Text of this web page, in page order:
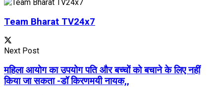
Team Bharat TV24x7
Next Post
महिला आयोग का उपयोग पति और बच्चों को बचाने के लिए नहीं
किया जा सकता -डॉ किरणमयी नायक,,